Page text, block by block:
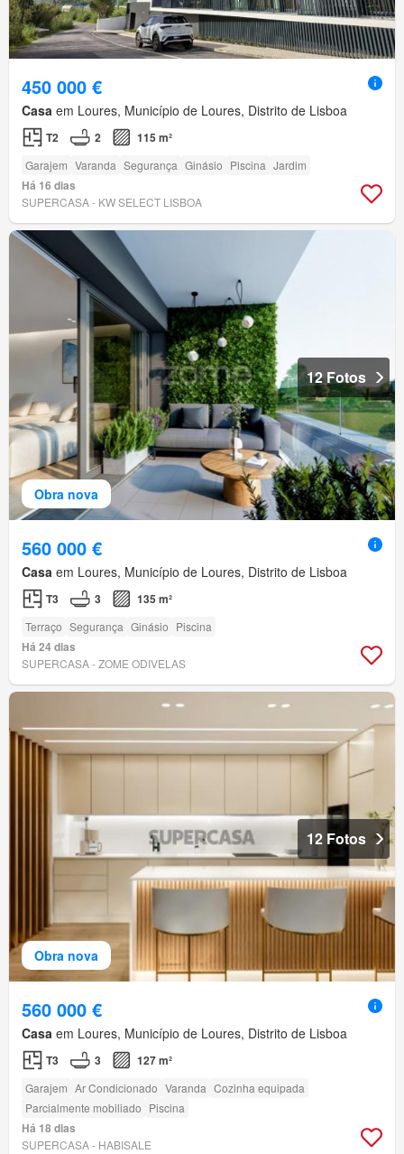
450 000 €
Casa em Loures, Município de Loures, Distrito de Lisboa
T2 2 115 m²
Garajem Varanda Segurança Ginásio Piscina Jardim
Há 16 dias
SUPERCASA - KW SELECT LISBOA
Obra nova
12 Fotos
560 000 €
Casa em Loures, Município de Loures, Distrito de Lisboa
T3 3 135 m²
Terraço Segurança Ginásio Piscina
Há 24 dias
SUPERCASA - ZOME ODIVELAS
Obra nova
12 Fotos
560 000 €
Casa em Loures, Município de Loures, Distrito de Lisboa
T3 3 127 m²
Garajem Ar Condicionado Varanda Cozinha equipada
Parcialmente mobiliado Piscina
Há 18 dias
SUPERCASA - HABISALE